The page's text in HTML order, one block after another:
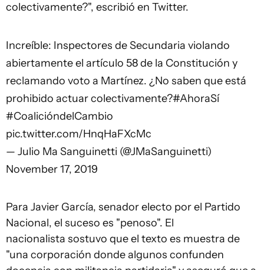
colectivamente?", escribió en Twitter.
Increíble: Inspectores de Secundaria violando
abiertamente el artículo 58 de la Constitución y
reclamando voto a Martínez. ¿No saben que está
prohibido actuar colectivamente?#AhoraSí
#CoalicióndelCambio
pic.twitter.com/HnqHaFXcMc
— Julio Ma Sanguinetti (@JMaSanguinetti)
November 17, 2019
Para Javier García, senador electo por el Partido
Nacional, el suceso es "penoso". El
nacionalista sostuvo que el texto es muestra de
"una corporación donde algunos confunden